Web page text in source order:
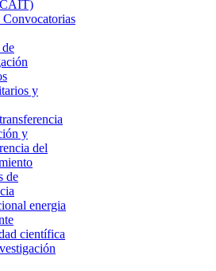
y
y
del
de
energia
científica